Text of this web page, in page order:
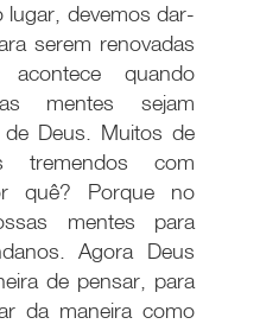
lugar, devemos dar-
serem renovadas
quando
mentes sejam
Deus. Muitos de
tremendos com
quê? Porque no
mentes para
Agora Deus
de pensar, para
da maneira como